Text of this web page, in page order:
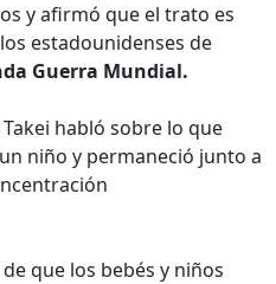
y afirmó que el trato es
estadounidenses de
Guerra Mundial.
Takei habló sobre lo que
niño y permaneció junto a
que los bebés y niños